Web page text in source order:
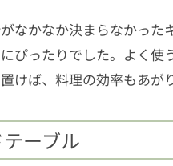
なかなか決まらなかった
ぴったりでした。よく使
けば、料理の効率もあが
ーブル